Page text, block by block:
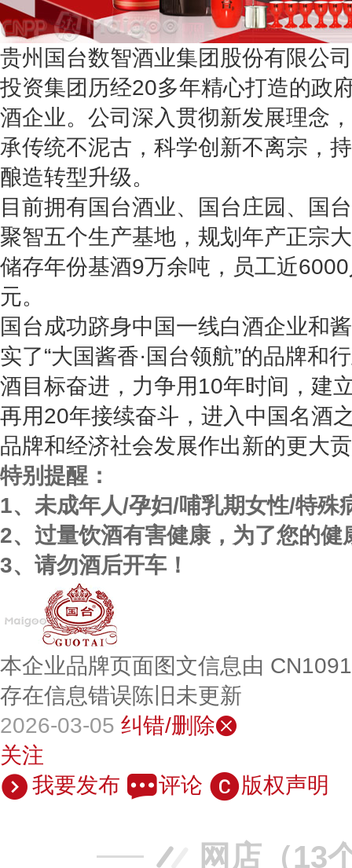
贵州国台数智酒业集团股份有限公
投资集团历经20多年精心打造的政
酒企业。公司深入贯彻新发展理念
承传统不泥古，科学创新不离宗，
酿造转型升级。
目前拥有国台酒业、国台庄园、国
聚智五个生产基地，规划年产正宗
储存年份基酒9万余吨，员工近
元。
国台成功跻身中国一线白酒企业和
实了“大国酱香·国台领航”的品牌和
酒目标奋进，力争用10年时间，建
再用20年接续奋斗，进入中国名酒
品牌和经济社会发展作出新的更大
特别提醒：
1、未成年人/孕妇/哺乳期女性/特殊
2、过量饮酒有害健康，为了您的健
3、请勿酒后开车！
本企业品牌页面图文信息由
存在信息错误陈旧未更新
2026-03-05 纠错/删除
关注
我要发布
评论 版权声明
网店（13